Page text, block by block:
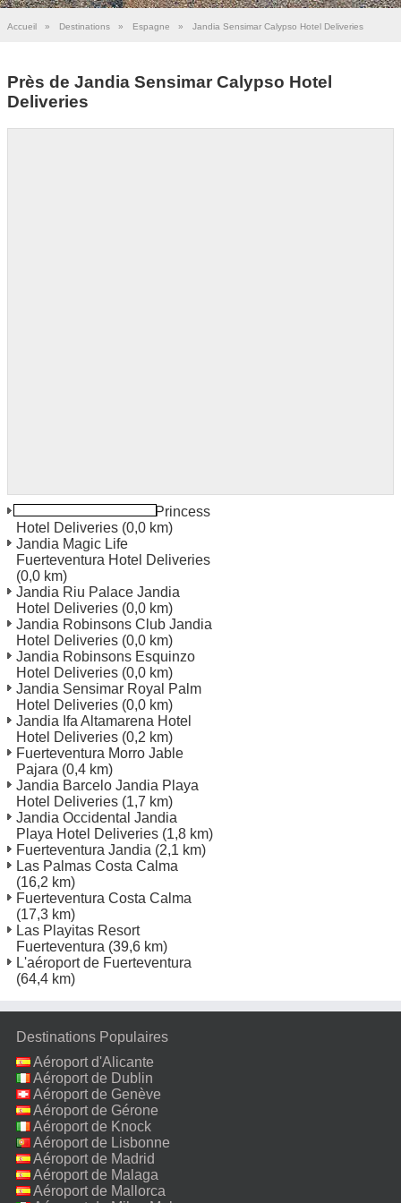
Accueil » Destinations » Espagne » Jandia Sensimar Calypso Hotel Deliveries
Près de Jandia Sensimar Calypso Hotel
Deliveries
Jandia Fuerteventura Princess
Hotel Deliveries (0,0 km)
Jandia Magic Life
Fuerteventura Hotel Deliveries
(0,0 km)
Jandia Riu Palace Jandia
Hotel Deliveries (0,0 km)
Jandia Robinsons Club Jandia
Hotel Deliveries (0,0 km)
Jandia Robinsons Esquinzo
Hotel Deliveries (0,0 km)
Jandia Sensimar Royal Palm
Hotel Deliveries (0,0 km)
Jandia Ifa Altamarena Hotel
Hotel Deliveries (0,2 km)
Fuerteventura Morro Jable
Pajara (0,4 km)
Jandia Barcelo Jandia Playa
Hotel Deliveries (1,7 km)
Jandia Occidental Jandia
Playa Hotel Deliveries (1,8 km)
Fuerteventura Jandia (2,1 km)
Las Palmas Costa Calma
(16,2 km)
Fuerteventura Costa Calma
(17,3 km)
Las Playitas Resort
Fuerteventura (39,6 km)
L'aéroport de Fuerteventura
(64,4 km)
Destinations Populaires
Aéroport d'Alicante
Aéroport de Dublin
Aéroport de Genève
Aéroport de Gérone
Aéroport de Knock
Aéroport de Lisbonne
Aéroport de Madrid
Aéroport de Malaga
Aéroport de Mallorca